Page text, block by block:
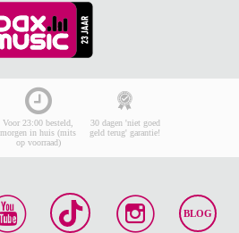
Voor 23:00 besteld,
morgen in huis (mits
op voorraad)
30 dagen 'niet goed
geld terug' garantie!
BLOG